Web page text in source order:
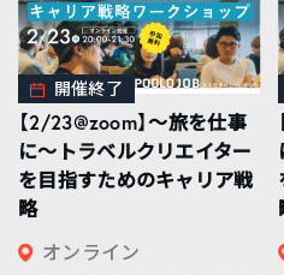
開催終了
【2/23@zoom】〜旅を仕事
に〜トラベルクリエイター
を目指すためのキャリア戦
略
オンライン